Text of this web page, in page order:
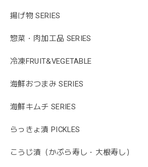
揚げ物 SERIES
惣菜・肉加工品 SERIES
冷凍FRUIT&VEGETABLE
海鮮おつまみ SERIES
海鮮キムチ SERIES
らっきょ漬 PICKLES
こうじ漬（かぶら寿し・大根寿し）